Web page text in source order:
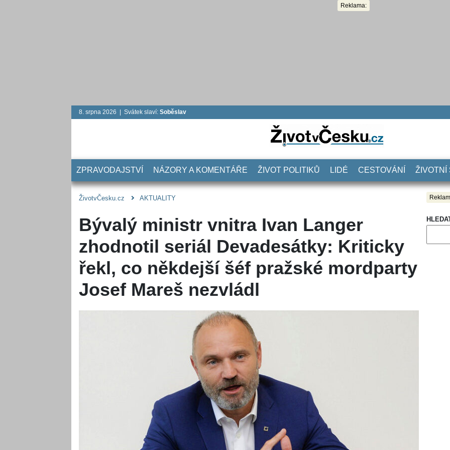
Reklama:
8. srpna 2026 | Svátek slaví: Soběslav
ZPRAVODAJSTVÍ NÁZORY A KOMENTÁŘE ŽIVOT POLITIKŮ LIDÉ CESTOVÁNÍ ŽIVOTNÍ
ŽivotvČesku.cz AKTUALITY
Bývalý ministr vnitra Ivan Langer
zhodnotil seriál Devadesátky: Kriticky
řekl, co někdejší šéf pražské mordparty
Josef Mareš nezvládl